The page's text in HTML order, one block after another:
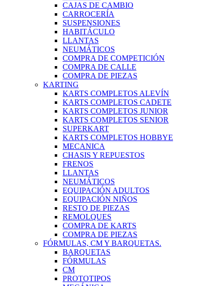
CAJAS DE CAMBIO
CARROCERÍA
SUSPENSIONES
HABITÁCULO
LLANTAS
NEUMÁTICOS
COMPRA DE COMPETICIÓN
COMPRA DE CALLE
COMPRA DE PIEZAS
KARTING
KARTS COMPLETOS ALEVÍN
KARTS COMPLETOS CADETE
KARTS COMPLETOS JUNIOR
KARTS COMPLETOS SENIOR
SUPERKART
KARTS COMPLETOS HOBBYE
MECANICA
CHASIS Y REPUESTOS
FRENOS
LLANTAS
NEUMÁTICOS
EQUIPACIÓN ADULTOS
EQUIPACIÓN NIÑOS
RESTO DE PIEZAS
REMOLQUES
COMPRA DE KARTS
COMPRA DE PIEZAS
FÓRMULAS, CM Y BARQUETAS.
BARQUETAS
FÓRMULAS
CM
PROTOTIPOS